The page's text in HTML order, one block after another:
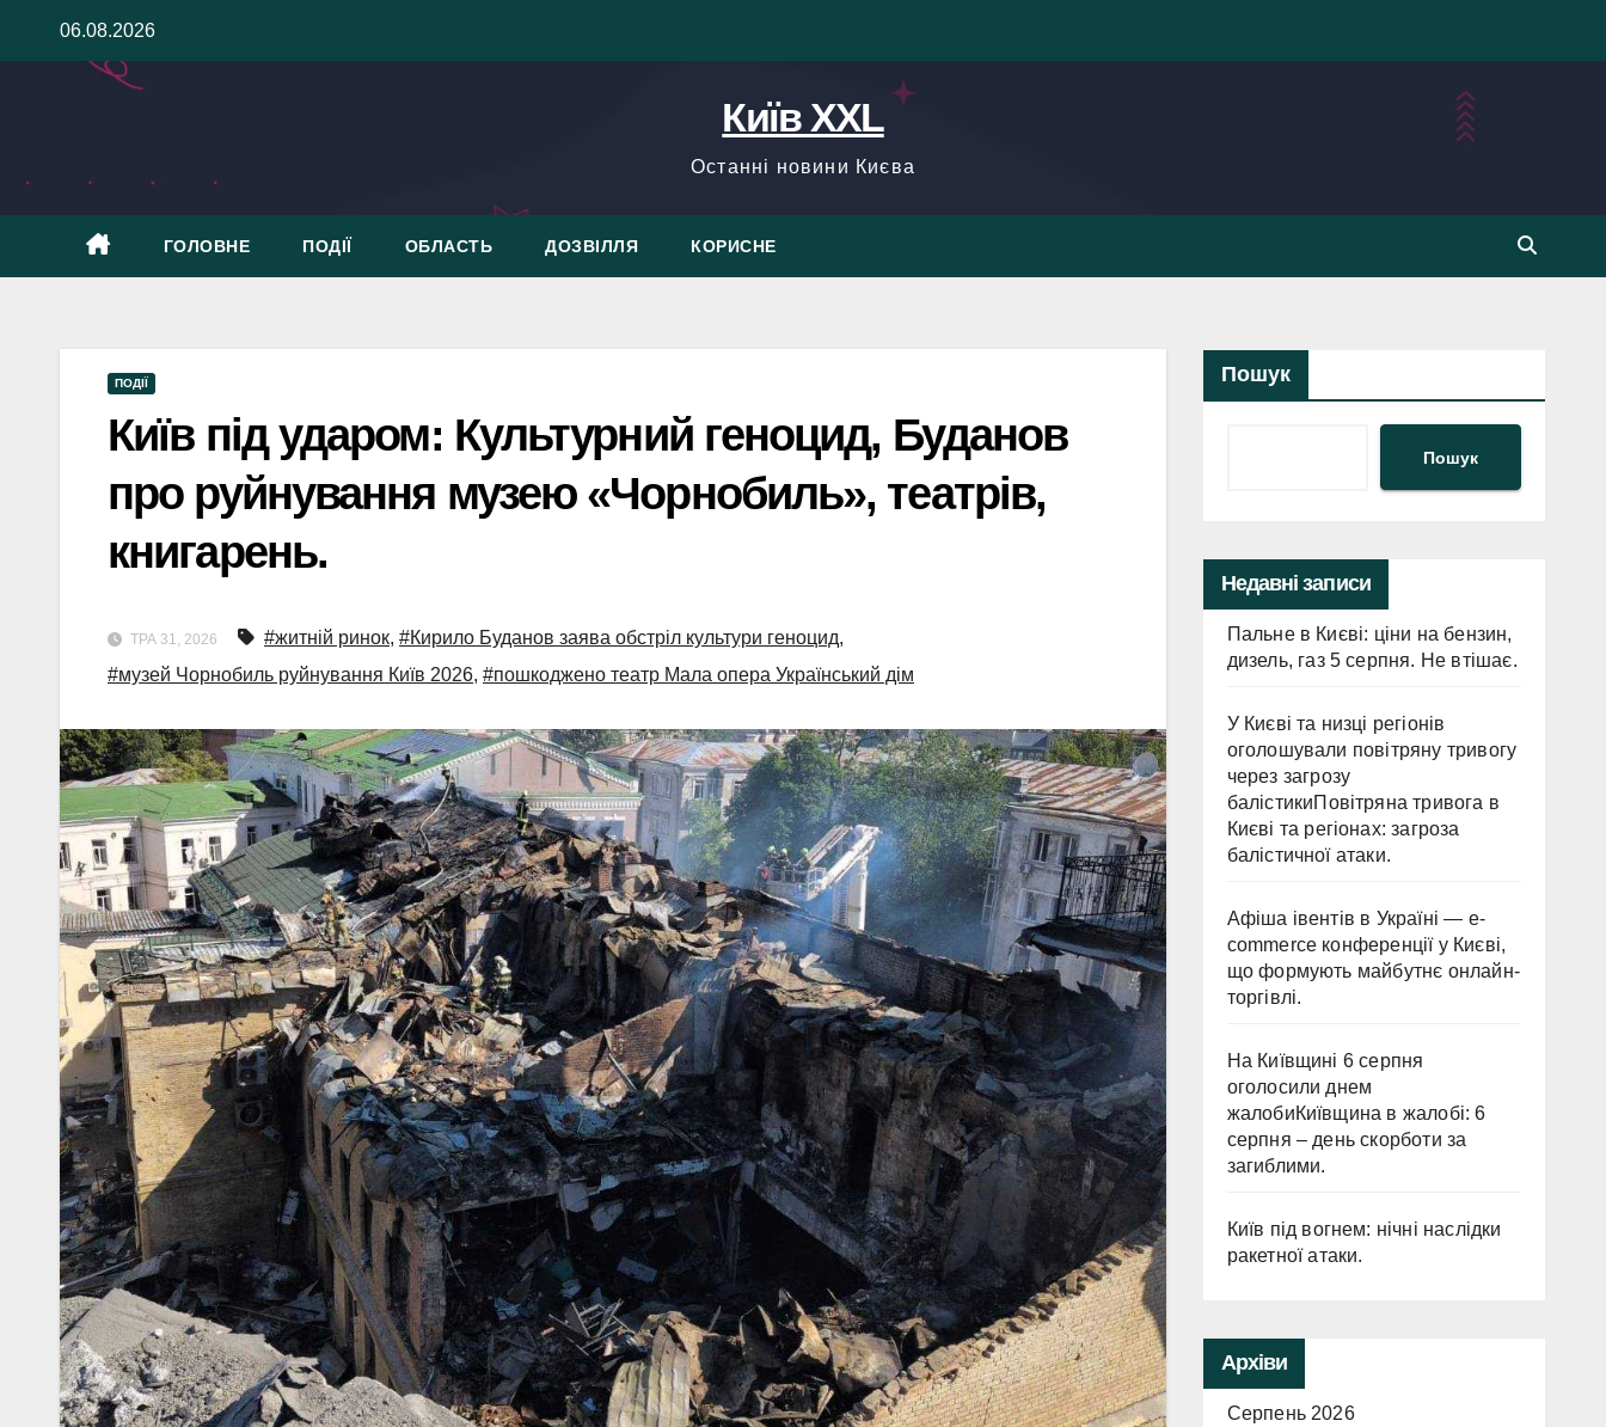
06.08.2026
Київ XXL
Останні новини Києва
ГОЛОВНЕ ПОДІЇ ОБЛАСТЬ ДОЗВІЛЛЯ КОРИСНЕ
ПОДІЇ
Київ під ударом: Культурний геноцид, Буданов
про руйнування музею «Чорнобиль», театрів,
книгарень.
ТРА 31, 2026 #житній ринок, #Кирило Буданов заява обстріл культури геноцид,
#музей Чорнобиль руйнування Київ 2026, #пошкоджено театр Мала опера Український дім
Пошук
Пошук
Недавні записи
Пальне в Києві: ціни на бензин,
дизель, газ 5 серпня. Не втішає.
У Києві та низці регіонів
оголошували повітряну тривогу
через загрозу
балістикиПовітряна тривога в
Києві та регіонах: загроза
балістичної атаки.
Афіша івентів в Україні — e-
commerce конференції у Києві,
що формують майбутнє онлайн-
торгівлі.
На Київщині 6 серпня
оголосили днем
жалобиКиївщина в жалобі: 6
серпня – день скорботи за
загиблими.
Київ під вогнем: нічні наслідки
ракетної атаки.
Архіви
Серпень 2026